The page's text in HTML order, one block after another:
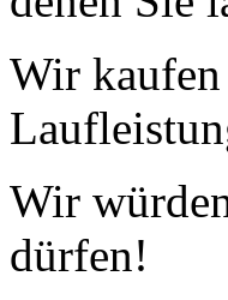
Wir
Wir
dürfen!